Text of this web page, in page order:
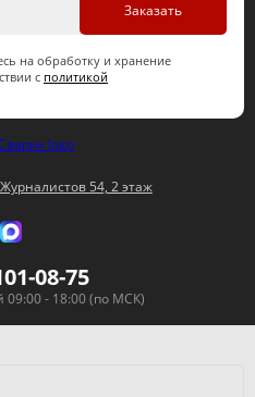
Заказать
на обработку и хранение
с политикой
54, 2 этаж
08-75
09:00 - 18:00 (по МСК)